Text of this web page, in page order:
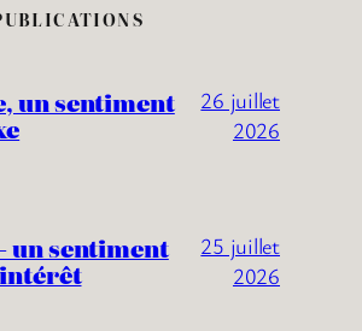
un sentiment
26 juillet
2026
un sentiment
25 juillet
2026